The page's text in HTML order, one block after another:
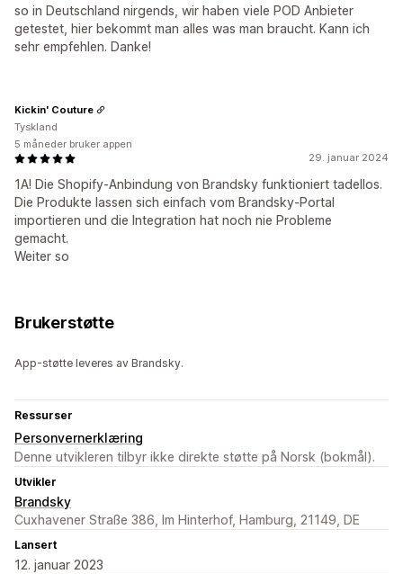
so in Deutschland nirgends, wir haben viele POD Anbieter
getestet, hier bekommt man alles was man braucht. Kann ich
sehr empfehlen. Danke!
29. januar 2024
1A! Die Shopify-Anbindung von Brandsky funktioniert tadellos.
Die Produkte lassen sich einfach vom Brandsky-Portal
importieren und die Integration hat noch nie Probleme
gemacht.
Weiter so
Kickin' Couture
Tyskland
5 måneder bruker appen
Brukerstøtte
App-støtte leveres av Brandsky.
Ressurser
Personvernerklæring
Denne utvikleren tilbyr ikke direkte støtte på Norsk (bokmål).
Utvikler
Brandsky
Cuxhavener Straße 386, Im Hinterhof, Hamburg, 21149, DE
Lansert
12. januar 2023